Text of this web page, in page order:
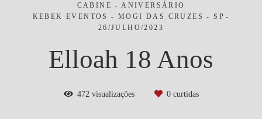
CABINE - ANIVERSÁRIO
KEBEK EVENTOS - MOGI DAS CRUZES - SP
26/JULHO/2023
Elloah 18 Anos
472visualizações 0curtidas